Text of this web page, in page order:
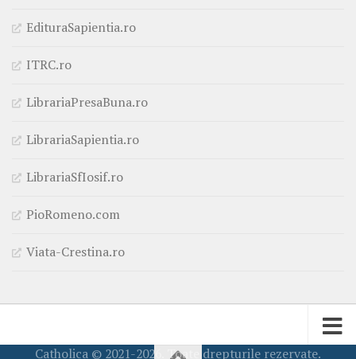
EdituraSapientia.ro
ITRC.ro
LibrariaPresaBuna.ro
LibrariaSapientia.ro
LibrariaSfIosif.ro
PioRomeno.com
Viata-Crestina.ro
Catholica © 2021-2026. Toate drepturile rezervate.